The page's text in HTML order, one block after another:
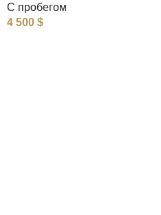
С пробегом
4 500 $